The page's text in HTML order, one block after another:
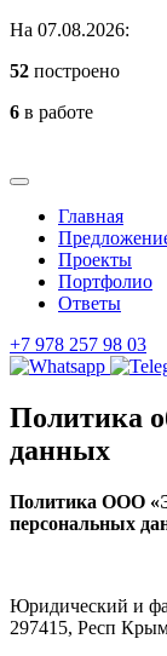
На 07.08.2026:
52 построено
6 в работе
Главная
Проекты
Портфолио
Ответы
+7 978 257 98 03
Политика
данных
Политика ООО
персональных
Юридический и
297415, Респ